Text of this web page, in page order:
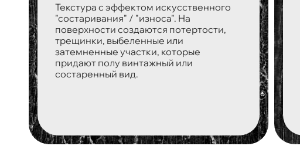
Текстура с эффектом искусственного
"состаривания" / "износа". На
поверхности создаются потертости,
трещинки, выбеленные или
затемненные участки, которые
придают полу винтажный или
состаренный вид.